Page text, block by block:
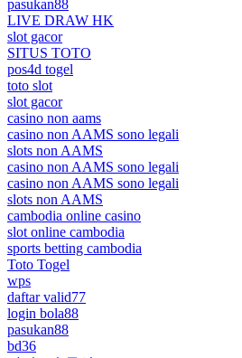
pasukan88
LIVE DRAW HK
slot gacor
SITUS TOTO
pos4d togel
toto slot
slot gacor
casino non aams
casino non AAMS sono legali
slots non AAMS
casino non AAMS sono legali
casino non AAMS sono legali
slots non AAMS
cambodia online casino
slot online cambodia
sports betting cambodia
Toto Togel
wps
daftar valid77
login bola88
pasukan88
bd36